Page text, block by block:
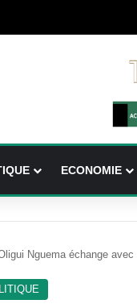
ECONOMIE
Nguema échange